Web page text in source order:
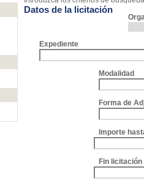
Datos de la licitación
Expediente
Modalidad
Forma de
Importe
Fin